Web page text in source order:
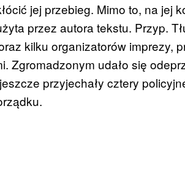
jej przebieg. Mimo to, na jej
przez autora tekstu. Przyp.
kilku organizatorów imprezy,
Zgromadzonym udało się
przyjechały cztery